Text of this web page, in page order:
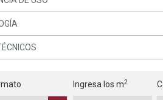
Ingresa los m2